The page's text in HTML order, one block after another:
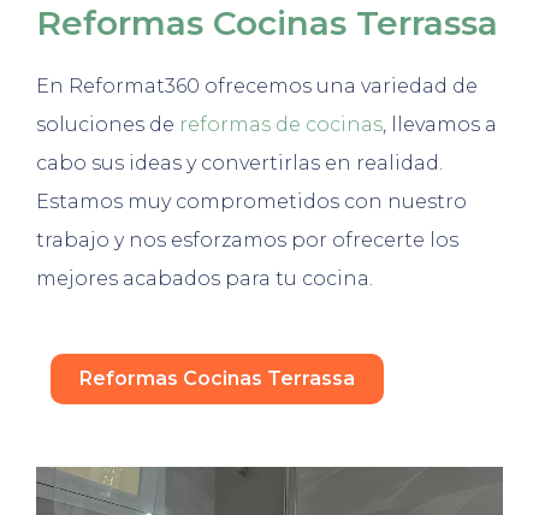
Reformas Cocinas Terrassa
En Reformat360 ofrecemos una variedad de
soluciones de reformas de cocinas , llevamos a
cabo sus ideas y convertirlas en realidad.
Estamos muy comprometidos con nuestro
trabajo y nos esforzamos por ofrecerte los
mejores acabados para tu cocina.
Reformas Cocinas Terrassa